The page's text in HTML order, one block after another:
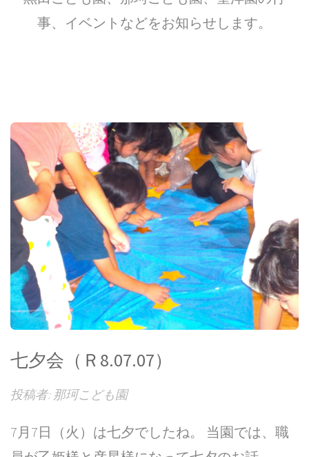
事、イベントなどをお知らせします。
七夕会（Ｒ8.07.07）
投稿者: 那珂こども園
7月7日（火）は七夕でしたね。 当園では、職